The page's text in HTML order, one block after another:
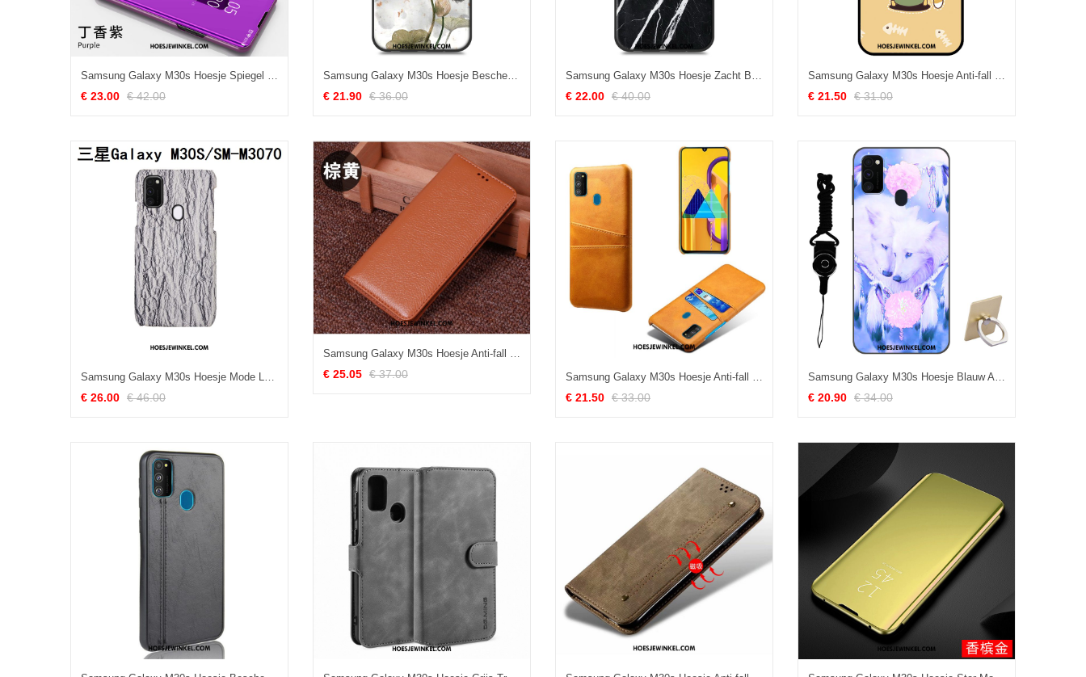
Samsung Galaxy M30s Hoesje Spiegel Purper Mobiele Telefoon, Samsung Galaxy M30s Hoesje Folio Bedrijf
€ 23.00 € 42.00
Samsung Galaxy M30s Hoesje Bescherming Anti-fall Wind, Samsung Galaxy M30s Hoesje Zacht Schrobben
€ 21.90 € 36.00
Samsung Galaxy M30s Hoesje Zacht Bescherming Mobiele Telefoon, Samsung Galaxy M30s Hoesje Zwart Grote
€ 22.00 € 40.00
Samsung Galaxy M30s Hoesje Anti-fall Spotprent Persoonlijk, Samsung Galaxy M30s Hoesje Mobiele Telefoon Wind
€ 21.50 € 31.00
Samsung Galaxy M30s Hoesje Mode Luxe Bescherming, Samsung Galaxy M30s Hoesje Boom Echt Leer
€ 26.00 € 46.00
€ 25.05 € 37.00 Samsung Galaxy M30s Hoesje Anti-fall Kaart Persoonlijk, Samsung Galaxy M30s Hoesje Patroon Mobiele Telefoon
€ 21.50 € 33.00
Samsung Galaxy M30s Hoesje Blauw Anti-fall All Inclusive, Samsung Galaxy M30s Hoesje Mode Trend
€ 20.90 € 34.00